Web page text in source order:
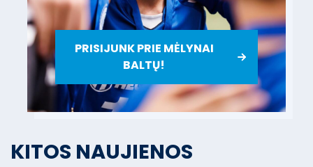
PRISIJUNK PRIE MĖLYNAI
BALTŲ!
KITOS NAUJIENOS